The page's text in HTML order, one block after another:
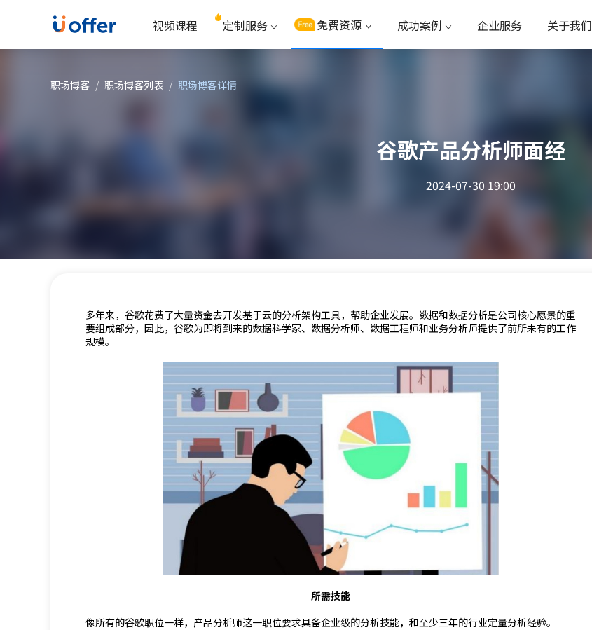
视频课程 定制服务 免费资源 成功案例 企业服务 关于我们
职场博客 / 职场博客列表 / 职场博客详情
谷歌产品分析师面经
2024-07-30 19:00
多年来，谷歌花费了大量资金去开发基于云的分析架构工具，帮助企业发展。数据和数据分析是公司核心愿景的重
要组成部分，因此，谷歌为即将到来的数据科学家、数据分析师、数据工程师和业务分析师提供了前所未有的工作
规模。
所需技能
像所有的谷歌职位一样，产品分析师这一职位要求具备企业级的分析技能，和至少三年的行业定量分析经验。